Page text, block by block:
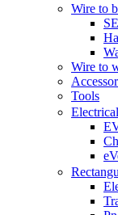
Wire to
Wire to
Tools